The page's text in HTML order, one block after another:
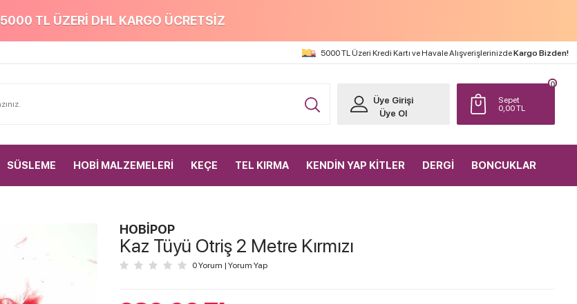
5000 TL ÜZERİ DHL KARGO ÜCRETSİZ
5000 TL Üzeri Kredi Kartı ve Havale AlışverişlerinizdeKargo Bizden!
Sepet
0,00TL
0
Üye Girişi
Üye Ol
SÜSLEME HOBİ MALZEMELERİ KEÇE TEL KIRMA KENDİN YAP KİTLER DERGİ BONCUKLAR
HOBİPOP
Kaz Tüyü Otriş 2 Metre Kırmızı
0 Yorum | Yorum Yap